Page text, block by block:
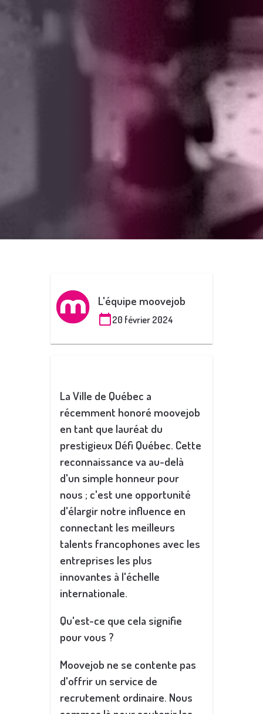
L'équipe moovejob
20 février 2024
La Ville de Québec a
récemment honoré moovejob
en tant que lauréat du
prestigieux Défi Québec. Cette
reconnaissance va au-delà
d'un simple honneur pour
nous ; c'est une opportunité
d'élargir notre influence en
connectant les meilleurs
talents francophones avec les
entreprises les plus
innovantes à l'échelle
internationale.
Qu'est-ce que cela signifie
pour vous ?
Moovejob ne se contente pas
d'offrir un service de
recrutement ordinaire. Nous